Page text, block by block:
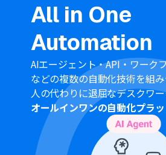
間の無料トライアルを行うことが
ル中には制限対象のアプリを使用
データベースを操作するオペレー
や更新を行う際は、Salesforceの
行ってください。例えば、
かつ英語入力の場合、選択肢に存
語で入力した値はエラーとなりま
い。
トリガーは5分、10分、15分、30
間隔を選択できます。
プランによって最短の起動間隔
ください。
All in One
Automation
AIエージェント・API・ワーク
などの複数の自動化技術を組み
人の代わりに退屈なデスクワ
オールインワンの自動化プラ